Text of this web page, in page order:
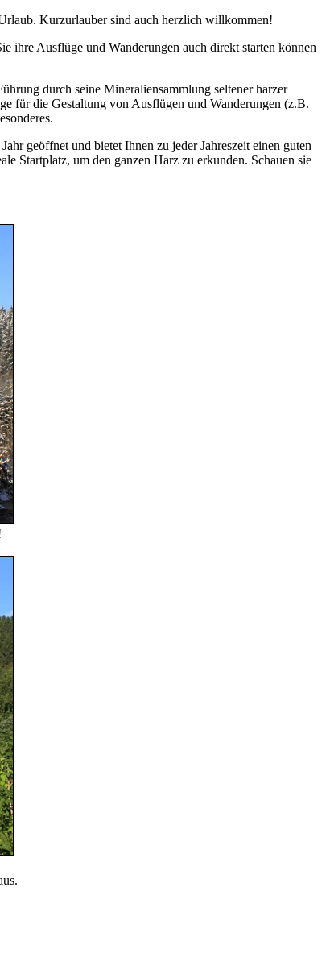
Kurzurlauber sind auch herzlich willkommen!
ihre Ausflüge und Wanderungen auch direkt starten können
durch seine Mineraliensammlung seltener harzer
für die Gestaltung von Ausflügen und Wanderungen (z.B.
geöffnet und bietet Ihnen zu jeder Jahreszeit einen guten
Startplatz, um den ganzen Harz zu erkunden. Schauen sie